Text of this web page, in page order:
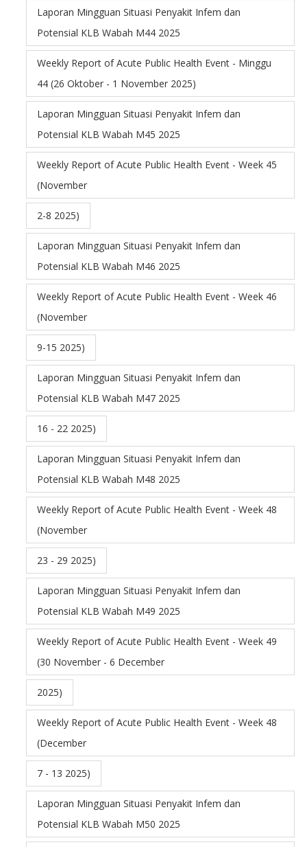
Laporan Mingguan Situasi Penyakit Infem dan
Potensial KLB Wabah M44 2025
Weekly Report of Acute Public Health Event - Minggu
44 (26 Oktober - 1 November 2025)
Laporan Mingguan Situasi Penyakit Infem dan
Potensial KLB Wabah M45 2025
Weekly Report of Acute Public Health Event - Week 45
(November
2-8 2025)
Laporan Mingguan Situasi Penyakit Infem dan
Potensial KLB Wabah M46 2025
Weekly Report of Acute Public Health Event - Week 46
(November
9-15 2025)
Laporan Mingguan Situasi Penyakit Infem dan
Potensial KLB Wabah M47 2025
16 - 22 2025)
Laporan Mingguan Situasi Penyakit Infem dan
Potensial KLB Wabah M48 2025
Weekly Report of Acute Public Health Event - Week 48
(November
23 - 29 2025)
Laporan Mingguan Situasi Penyakit Infem dan
Potensial KLB Wabah M49 2025
Weekly Report of Acute Public Health Event - Week 49
(30 November - 6 December
2025)
Weekly Report of Acute Public Health Event - Week 48
(December
7 - 13 2025)
Laporan Mingguan Situasi Penyakit Infem dan
Potensial KLB Wabah M50 2025